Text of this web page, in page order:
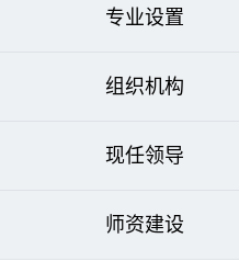
专业设置
组织机构
现任领导
师资建设